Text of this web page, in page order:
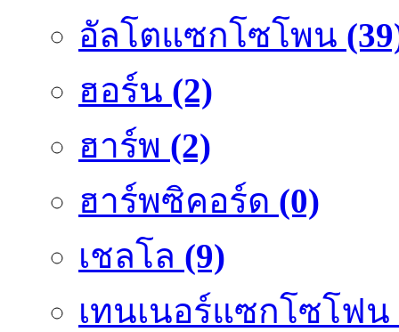
อัลโตแซกโซโพน
ฮอร์น (2)
ฮาร์พ (2)
ฮาร์พซิคอร์ด (0)
เชลโล (9)
เทนเนอร์แซกโซโฟน